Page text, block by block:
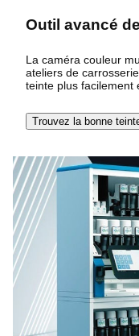
Outil avancé
La caméra couleur
ateliers de
teinte plus facilement
Trouvez la bonne